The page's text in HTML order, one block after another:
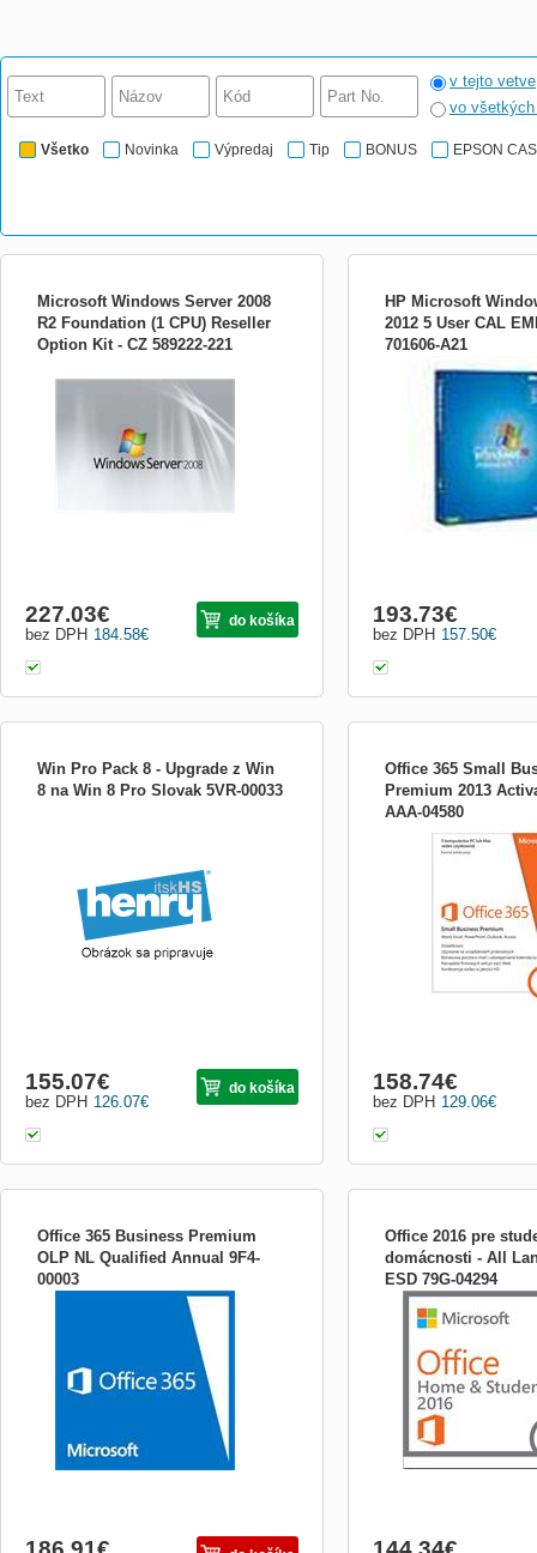
v tejto vetve
vo
Všetko Novinka Výpredaj Tip BONUS EPSON
Microsoft Windows Server 2008
R2 Foundation (1 CPU) Reseller
Option Kit - CZ 589222-221
SERVEROCH !!!
184.58€
bez DPH
227.03€ do košíka
HP Microsoft
2012 5 User CAL
701606-A21
157.50€
bez DPH
193.73€
Win Pro Pack 8 - Upgrade z Win
8 na Win 8 Pro Slovak 5VR-00033
126.07€
bez DPH
155.07€ do košíka
Office 365 Small
Premium 2013
AAA-04580
Microsoft Office 365
Premium - Licence na
- 1 uživatel - stažení -
jazyky - 32/64 bitů,
elektronicky, Click-to-
licence na 1 PC - ke
dodává se elektron
129.06€
bez DPH
158.74€
Office 365 Business Premium
OLP NL Qualified Annual 9F4-
00003
12-mesačné predplatné pre jednu osobu, k
dispozícii pre organizácie s až 300
zamestnancami a ďalšími platenými
licenciami. Cloudové úložisko OneDrive
pre firmy s veľkosťou 1 TB s funkciou
detekcie ransomwaru a obnovenia
súborov. Jedna licencia pokrýva kom
Office 2016 pre
domácnosti - All
ESD 79G-04294
Elektronicke dodanie
zadat povinne udaje o
zakaznikovi: povinne
bude naskladnena do 30
objednavky a vyplneni
zakaznikovi. Pre 1